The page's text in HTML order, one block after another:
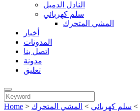
النادل الدمبل
سلم كهربائي
المشي المتحرك
أخبار
المدونات
اتصل بنا
مدونة
تعليق
Home > > سلم كهربائي > المشي المتحرك